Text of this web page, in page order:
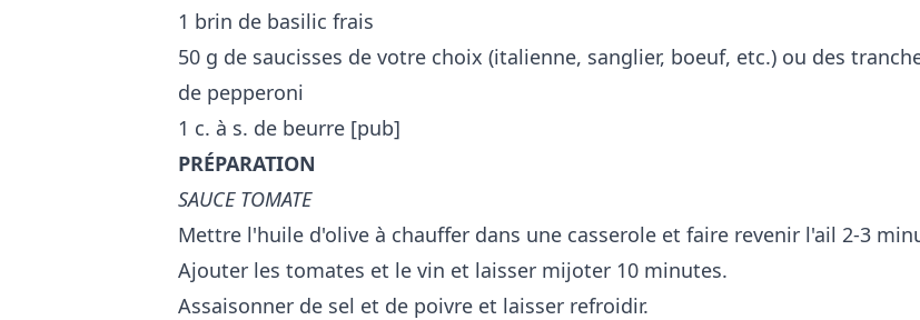
1 brin de basilic frais
50 g de saucisses de votre choix (italienne, sanglier, boeuf, etc.) ou des
de pepperoni
1 c. à s. de beurre [pub]
PRÉPARATION
SAUCE TOMATE
Mettre l'huile d'olive à chauffer dans une casserole et faire revenir l'ail 2-3
Ajouter les tomates et le vin et laisser mijoter 10 minutes.
Assaisonner de sel et de poivre et laisser refroidir.